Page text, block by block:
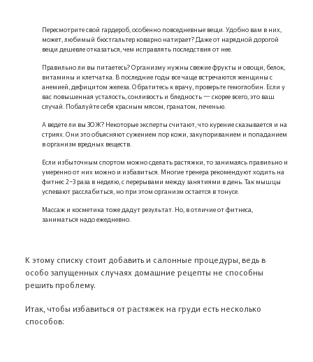
Пересмотрите свой гардероб, особенно повседневные вещи. Удобно вам в них,
может, любимый бюстгальтер коварно натирает? Даже от нарядной дорогой
вещи дешевле отказаться, чем исправлять последствия от нее.
Правильно ли вы питаетесь? Организму нужны свежие фрукты и овощи, белок,
витамины и клетчатка. В последние годы все чаще встречаются женщины с
анемией, дефицитом железа. Обратитесь к врачу, проверьте гемоглобин. Если у
вас повышенная усталость, сонливость и бледность 一 скорее всего, это ваш
случай. Побалуйте себя красным мясом, гранатом, печенью.
А ведете ли вы ЗОЖ? Некоторые эксперты считают, что курение сказывается и на
стриях. Они это объясняют сужением пор кожи, закупориванием и попаданием
в организм вредных веществ.
Если избыточным спортом можно сделать растяжки, то занимаясь правильно и
умеренно от них можно и избавиться. Многие тренера рекомендуют ходить на
фитнес 2–3 раза в неделю, с перерывами между занятиями в день. Так мышцы
успевают расслабиться, но при этом организм остается в тонусе.
Массаж и косметика тоже дадут результат. Но, в отличие от фитнеса,
заниматься надо ежедневно.
К этому списку стоит добавить и салонные процедуры, ведь в
особо запущенных случаях домашние рецепты не способны
решить проблему.
Итак, чтобы избавиться от растяжек на груди есть несколько
способов: